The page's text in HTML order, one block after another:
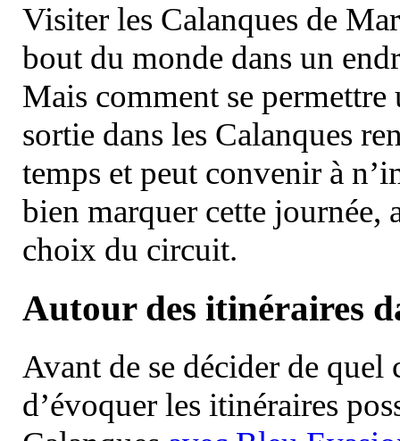
Visiter les Calanques de
bout du monde dans un
Mais comment se permettre
sortie dans les Calanques
temps et peut convenir à
bien marquer cette journée,
choix du circuit.
Autour des itinéraires
Avant de se décider de
d’évoquer les itinéraires